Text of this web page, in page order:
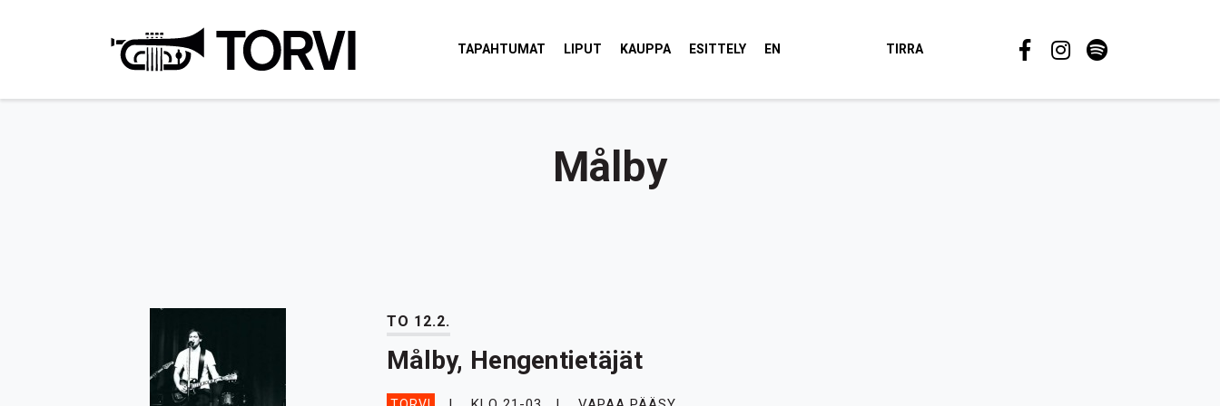
TAPAHTUMAT LIPUT KAUPPA ESITTELY EN TIRRA
Målby
TO 12.2.
Målby, Hengentietäjät